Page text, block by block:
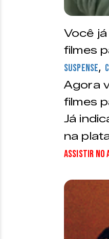
Você
filmes
suspense,
Agora
filmes
Já
na
assistir no